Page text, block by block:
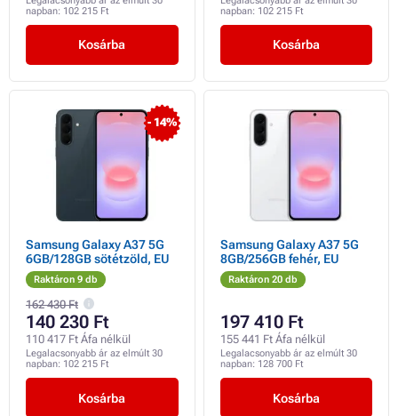
napban: 102 215 Ft
Kosárba
napban: 102 215 Ft
Kosárba
- 14%
Samsung Galaxy A37 5G
6GB/128GB sötétzöld, EU
Raktáron 9 db
162 430 Ft
140 230 Ft
110 417 Ft Áfa nélkül
Legalacsonyabb ár az elmúlt 30
napban: 102 215 Ft
Kosárba
Samsung Galaxy A37 5G
8GB/256GB fehér, EU
Raktáron 20 db
197 410 Ft
155 441 Ft Áfa nélkül
Legalacsonyabb ár az elmúlt 30
napban: 128 700 Ft
Kosárba